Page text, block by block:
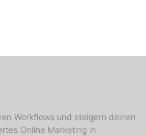
Workflows und steigern deinen
Online Marketing in